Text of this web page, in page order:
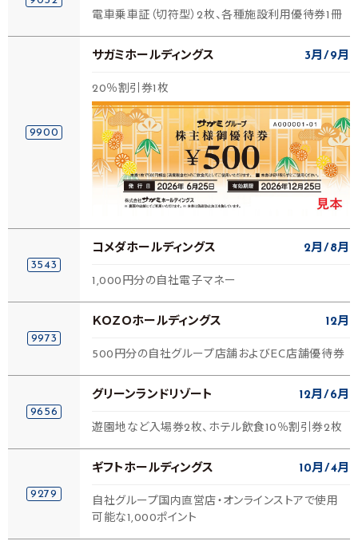
電車乗車証（切符型）2枚、各種施設利用優待券1冊
9900
サガミホールディングス 3月 9月
20％割引券1枚
3543
コメダホールディングス 2月 8月
1,000円分の自社電子マネー
9973
ＫＯＺＯホールディングス 12月
500円分の自社グループ店舗およびEC店舗優待券
9656
グリーンランドリゾート 12月 6月
遊園地など入場券2枚、ホテル飲食10％割引券2枚
9279
ギフトホールディングス 10月 4月
自社グループ国内直営店・オンラインストアで使用
可能な1,000ポイント